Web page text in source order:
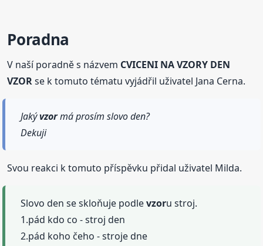
Poradna
V naší poradně s názvem CVICENI NA VZORY DEN
VZORse k tomuto tématu vyjádřil uživatel Jana Cerna.
Jakývzormá prosím slovo den?
Dekuji
Svou reakci k tomuto příspěvku přidal uživatel Milda.
Slovo den se skloňuje podlevzoru stroj.
1.pád kdo co - stroj den
2.pád koho čeho - stroje dne